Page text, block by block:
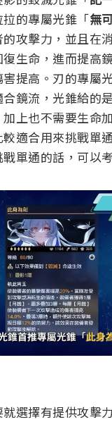
的專屬光錐「無
的攻擊力，並且在
生命，進而提高
提高。 刃的專屬
鏡流，光錐給的
上也不需要生命
適合用來挑戰單
單通的話，可以
選擇有提供攻擊